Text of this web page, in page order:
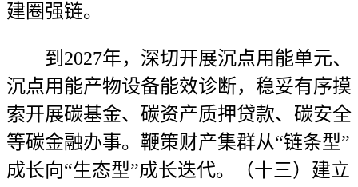
建圈强链。
到2027年，深切开展沉点用能单元、
沉点用能产物设备能效诊断，稳妥有序摸
索开展碳基金、碳资产质押贷款、碳安全
等碳金融办事。鞭策财产集群从“链条型”
成长向“生态型”成长迭代。（十三）建立